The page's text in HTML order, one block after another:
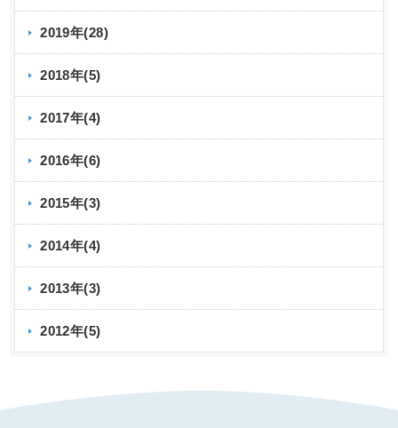
2019年(28)
2018年(5)
2017年(4)
2016年(6)
2015年(3)
2014年(4)
2013年(3)
2012年(5)